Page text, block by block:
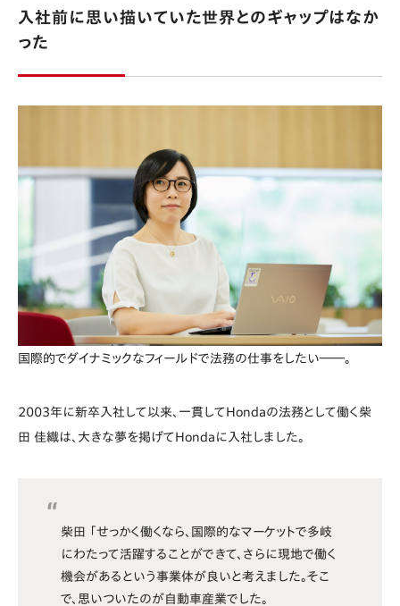
入社前に思い描いていた世界とのギャップはなか
った
国際的でダイナミックなフィールドで法務の仕事をしたい――。
2003年に新卒入社して以来、一貫してHondaの法務として働く柴
田 佳織は、大きな夢を掲げてHondaに入社しました。
柴田 「せっかく働くなら、国際的なマーケットで多岐
にわたって活躍することができて、さらに現地で働く
機会があるという事業体が良いと考えました。そこ
で、思いついたのが自動車産業でした。